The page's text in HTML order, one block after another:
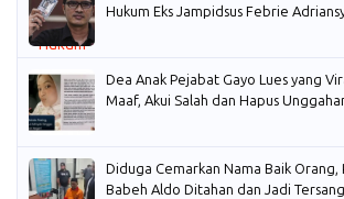
Hukum Eks Jampidsus Febrie
Dea Anak Pejabat Gayo Lues yang
Maaf, Akui Salah dan Hapus
Diduga Cemarkan Nama Baik
Babeh Aldo Ditahan dan Jadi